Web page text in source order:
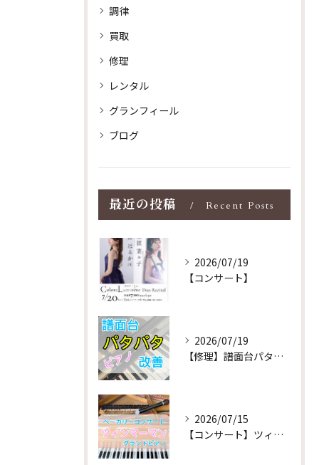
調律
買取
修理
レンタル
グランフィール
ブログ
最近の投稿 Recent Posts
2026/07/19
【コンサート】
2026/07/19
【修理】譜面台パタパタを改善！ストレス解消！
2026/07/15
【コンサート】ツィンマーマンのグランドピアノ♪木目猫足グラン...